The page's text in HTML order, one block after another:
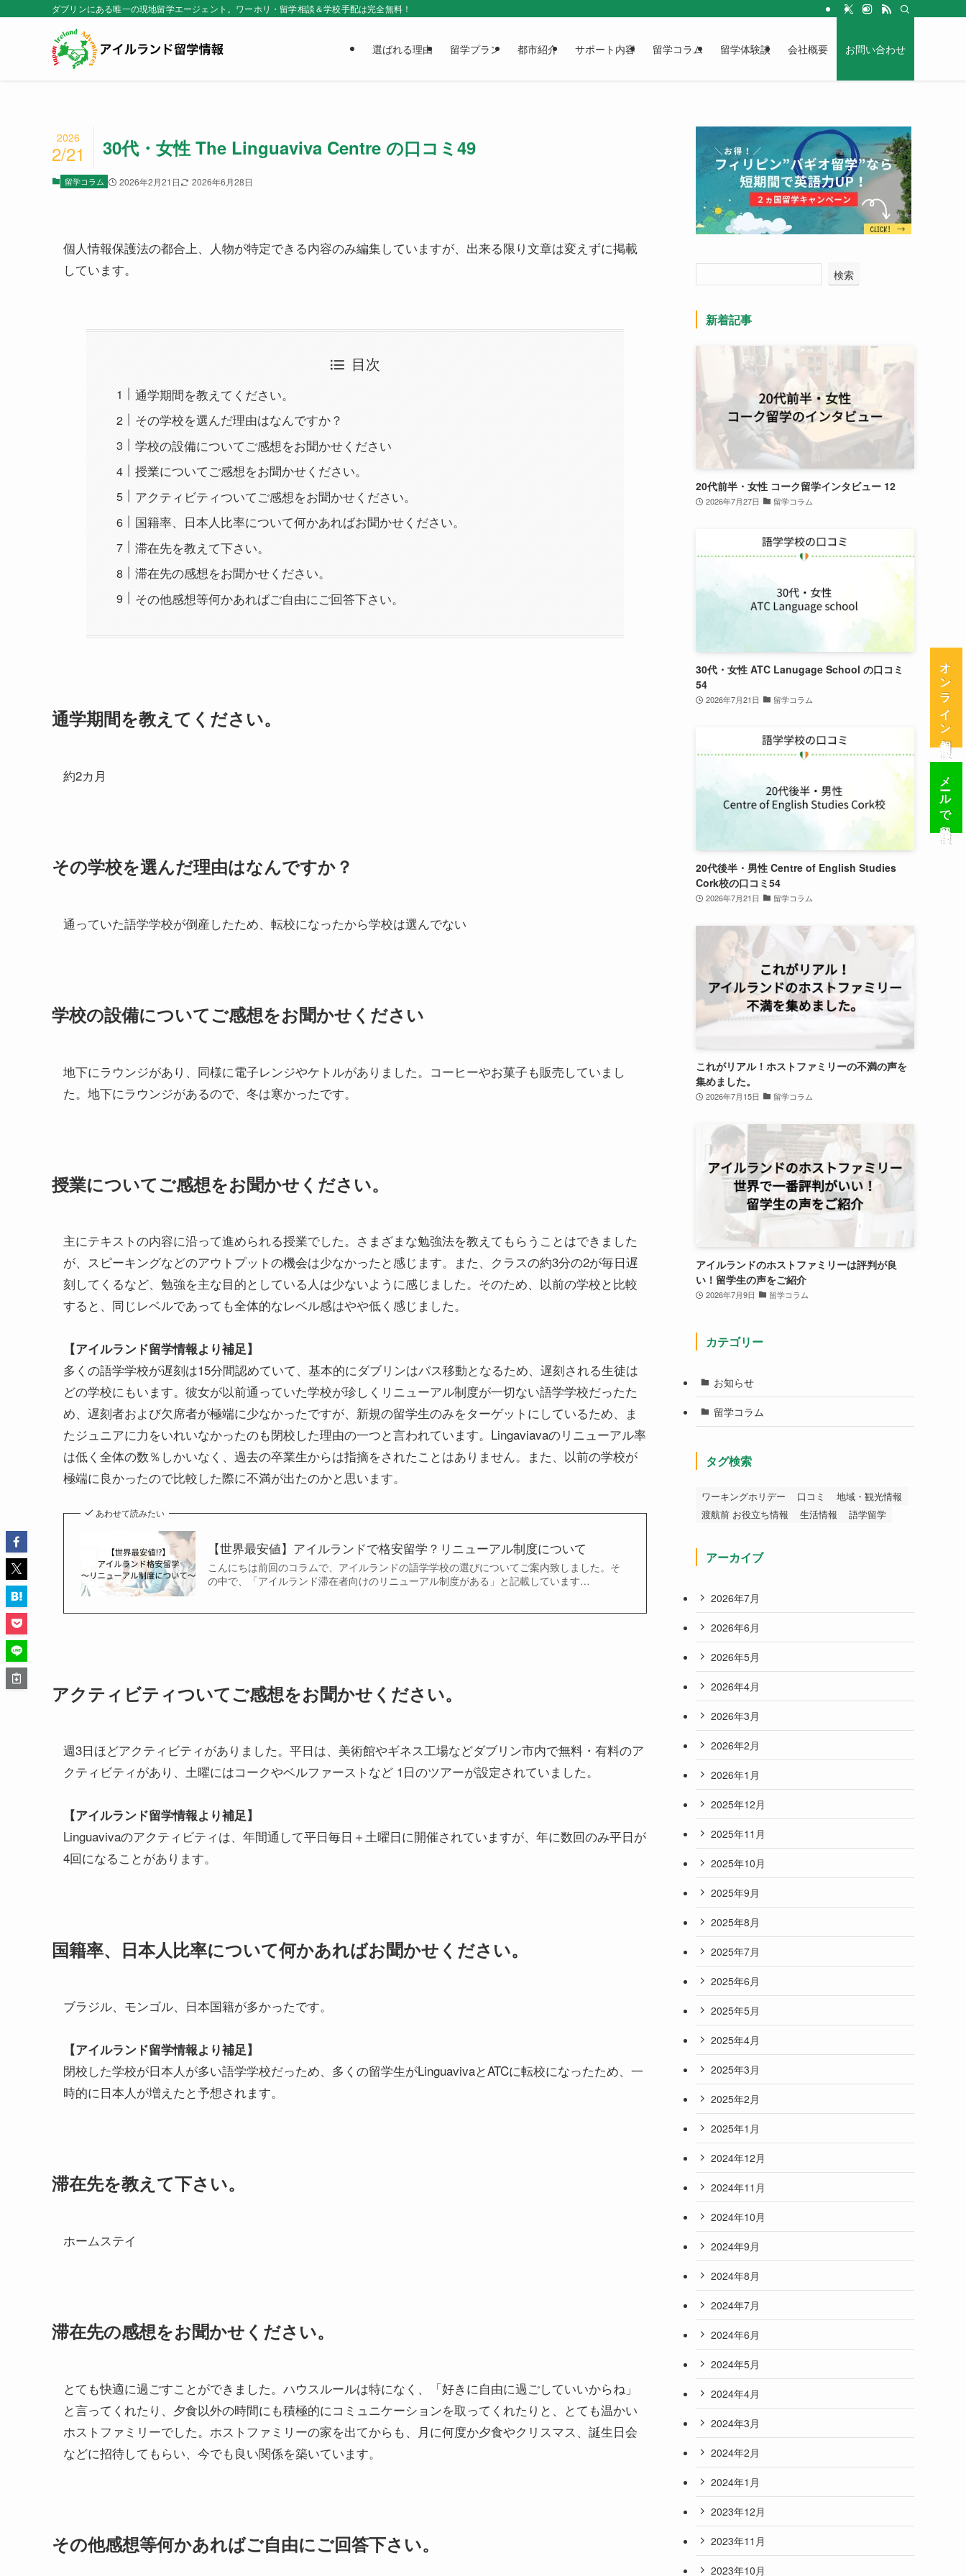
ダブリンにある唯一の現地留学エージェント。ワーホリ・留学相談＆学校手配は完全無料！
選ばれる理由 留学プラン 都市紹介 サポート内容 留学コラム 留学体験談 会社概要 お問い合わせ
30代・女性 The Linguaviva Centre の口コミ49
2026
2/21
留学コラム 2026年2月21日 2026年6月28日
個人情報保護法の都合上、人物が特定できる内容のみ編集していますが、出来る限り文章は変えずに掲載
しています。
目次
通学期間を教えてください。
その学校を選んだ理由はなんですか？
学校の設備についてご感想をお聞かせください
授業についてご感想をお聞かせください。
アクティビティついてご感想をお聞かせください。
国籍率、日本人比率について何かあればお聞かせください。
滞在先を教えて下さい。
滞在先の感想をお聞かせください。
その他感想等何かあればご自由にご回答下さい。
通学期間を教えてください。
約2カ月
その学校を選んだ理由はなんですか？
通っていた語学学校が倒産したため、転校になったから学校は選んでない
学校の設備についてご感想をお聞かせください
地下にラウンジがあり、同様に電子レンジやケトルがありました。コーヒーやお菓子も販売していまし
た。地下にラウンジがあるので、冬は寒かったです。
授業についてご感想をお聞かせください。
主にテキストの内容に沿って進められる授業でした。さまざまな勉強法を教えてもらうことはできました
が、スピーキングなどのアウトプットの機会は少なかったと感じます。また、クラスの約3分の2が毎日遅
刻してくるなど、勉強を主な目的としている人は少ないように感じました。そのため、以前の学校と比較
すると、同じレベルであっても全体的なレベル感はやや低く感じました。
【アイルランド留学情報より補足】
多くの語学学校が遅刻は15分間認めていて、基本的にダブリンはバス移動となるため、遅刻される生徒は
どの学校にもいます。彼女が以前通っていた学校が珍しくリニューアル制度が一切ない語学学校だったた
め、遅刻者および欠席者が極端に少なかったですが、新規の留学生のみをターゲットにしているため、ま
たジュニアに力をいれいなかったのも閉校した理由の一つと言われています。Lingaviavaのリニューアル率
は低く全体の数％しかいなく、過去の卒業生からは指摘をされたことはありません。また、以前の学校が
極端に良かったので比較した際に不満が出たのかと思います。
あわせて読みたい
【世界最安値】アイルランドで格安留学？リニューアル制度について
こんにちは前回のコラムで、アイルランドの語学学校の選びについてご案内致しました。そ
の中で、「アイルランド滞在者向けのリニューアル制度がある」と記載しています…
アクティビティついてご感想をお聞かせください。
週3日ほどアクティビティがありました。平日は、美術館やギネス工場などダブリン市内で無料・有料のア
クティビティがあり、土曜にはコークやベルファーストなど 1日のツアーが設定されていました。
【アイルランド留学情報より補足】
Linguavivaのアクティビティは、年間通して平日毎日＋土曜日に開催されていますが、年に数回のみ平日が
4回になることがあります。
国籍率、日本人比率について何かあればお聞かせください。
ブラジル、モンゴル、日本国籍が多かったです。
【アイルランド留学情報より補足】
閉校した学校が日本人が多い語学学校だっため、多くの留学生がLinguavivaとATCに転校になったため、一
時的に日本人が増えたと予想されます。
滞在先を教えて下さい。
ホームステイ
滞在先の感想をお聞かせください。
とても快適に過ごすことができました。ハウスルールは特になく、「好きに自由に過ごしていいからね」
と言ってくれたり、夕食以外の時間にも積極的にコミュニケーションを取ってくれたりと、とても温かい
ホストファミリーでした。ホストファミリーの家を出てからも、月に何度か夕食やクリスマス、誕生日会
などに招待してもらい、今でも良い関係を築いています。
その他感想等何かあればご自由にご回答下さい。
検索
新着記事
20代前半・女性 コーク留学インタビュー 12
2026年7月27日 留学コラム
30代・女性 ATC Lanugage School の口コミ
54
2026年7月21日 留学コラム
20代後半・男性 Centre of English Studies
Cork校の口コミ54
2026年7月21日 留学コラム
これがリアル！ホストファミリーの不満の声を
集めました。
2026年7月15日 留学コラム
アイルランドのホストファミリーは評判が良
い！留学生の声をご紹介
2026年7月9日 留学コラム
カテゴリー
お知らせ
留学コラム
タグ検索
ワーキングホリデー 口コミ
地域・観光情報
渡航前 お役立ち情報
生活情報 語学留学
アーカイブ
2026年7月
2026年6月
2026年5月
2026年4月
2026年3月
2026年2月
2026年1月
2025年12月
2025年11月
2025年10月
2025年9月
2025年8月
2025年7月
2025年6月
2025年5月
2025年4月
2025年3月
2025年2月
2025年1月
2024年12月
2024年11月
2024年10月
2024年9月
2024年8月
2024年7月
2024年6月
2024年5月
2024年4月
2024年3月
2024年2月
2024年1月
2023年12月
2023年11月
2023年10月
オンライン個別相談
メールで留学相談